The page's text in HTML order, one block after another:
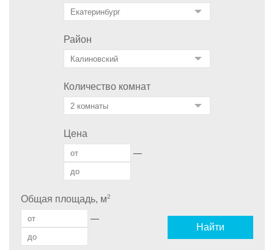
Район
Количество комнат
Цена
—
Общая площадь, м2
—
Найти